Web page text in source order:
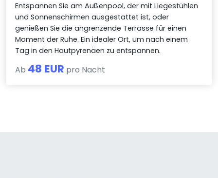
Entspannen Sie am Außenpool, der mit Liegestühlen
und Sonnenschirmen ausgestattet ist, oder
genießen Sie die angrenzende Terrasse für einen
Moment der Ruhe. Ein idealer Ort, um nach einem
Tag in den Hautpyrenäen zu entspannen.
Ab 48 EUR pro Nacht